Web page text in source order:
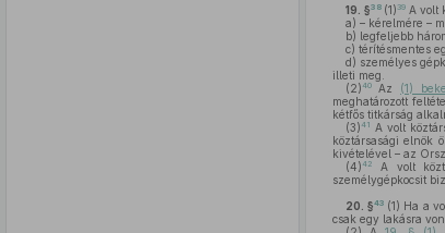
19. §38 (1) 39A volt
a) – kérelmére –
b) legfeljebb
c) térítésmentes
d) személyes
illeti meg.
(2)40Az (1)
meghatározott
kétfős titkárság
(3)41 A volt
köztársasági elnök
kivételével – az
(4)42
A volt
személygépkocsit
20. §43 (1) Ha a
csak egy lakásra